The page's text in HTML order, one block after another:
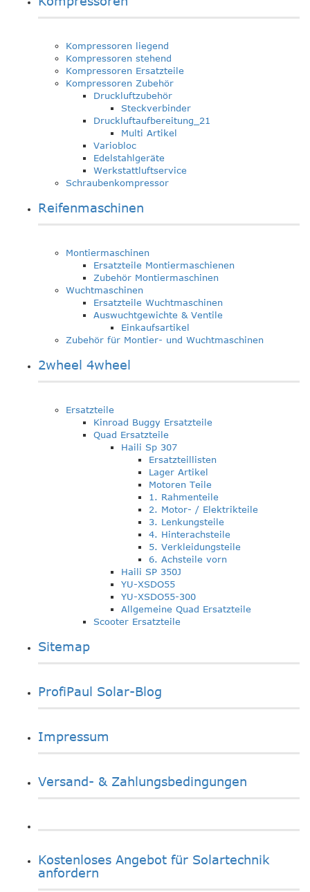
Kompressoren liegend
Kompressoren stehend
Kompressoren Ersatzteile
Kompressoren Zubehör
Druckluftzubehör
Steckverbinder
Druckluftaufbereitung_21
Multi Artikel
Variobloc
Edelstahlgeräte
Werkstattluftservice
Schraubenkompressor
Reifenmaschinen
Montiermaschinen
Ersatzteile Montiermaschienen
Zubehör Montiermaschinen
Wuchtmaschinen
Ersatzteile Wuchtmaschinen
Auswuchtgewichte & Ventile
Einkaufsartikel
Zubehör für Montier- und Wuchtmaschinen
2wheel 4wheel
Ersatzteile
Kinroad Buggy Ersatzteile
Quad Ersatzteile
Haili Sp 307
Ersatzteillisten
Lager Artikel
Motoren Teile
1. Rahmenteile
2. Motor- / Elektrikteile
3. Lenkungsteile
4. Hinterachsteile
5. Verkleidungsteile
6. Achsteile vorn
Haili SP 350J
YU-XSDO55
YU-XSDO55-300
Allgemeine Quad Ersatzteile
Scooter Ersatzteile
Sitemap
ProfiPaul Solar-Blog
Impressum
Versand- & Zahlungsbedingungen
Kostenloses Angebot für Solartechnik
anfordern